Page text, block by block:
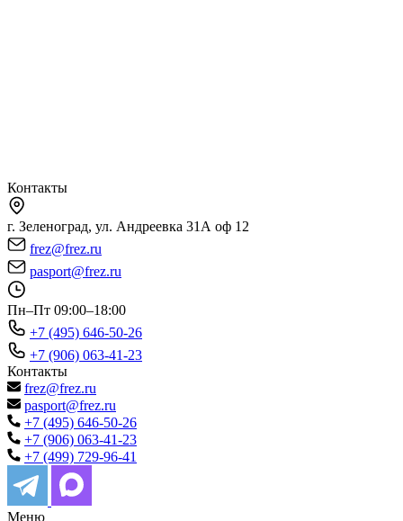
Контакты
г. Зеленоград, ул. Андреевка 31А оф 12
frez@frez.ru
pasport@frez.ru
Пн–Пт 09:00–18:00
+7 (495) 646-50-26
+7 (906) 063-41-23
Контакты
frez@frez.ru
pasport@frez.ru
+7 (495) 646-50-26
+7 (906) 063-41-23
+7 (499) 729-96-41
Меню